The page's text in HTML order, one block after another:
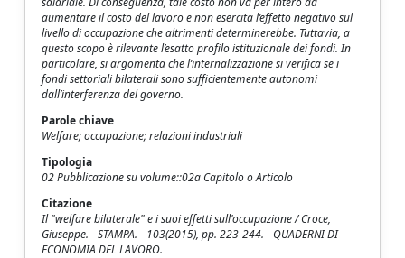
aumentare il costo del lavoro e non esercita l’effetto negativo sul
livello di occupazione che altrimenti determinerebbe. Tuttavia, a
questo scopo è rilevante l’esatto profilo istituzionale dei fondi. In
particolare, si argomenta che l’internalizzazione si verifica se i
fondi settoriali bilaterali sono sufficientemente autonomi
dall’interferenza del governo.
Parole chiave
Welfare; occupazione; relazioni industriali
Tipologia
02 Pubblicazione su volume::02a Capitolo o Articolo
Citazione
Il "welfare bilaterale" e i suoi effetti sull'occupazione / Croce,
Giuseppe. - STAMPA. - 103(2015), pp. 223-244. - QUADERNI DI
ECONOMIA DEL LAVORO.